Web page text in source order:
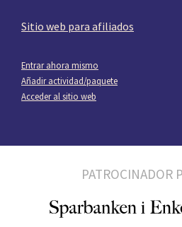
Sitio web para afiliados
Entrar ahora mismo
Añadir actividad/paquete
Acceder al sitio web
PATROCINADOR